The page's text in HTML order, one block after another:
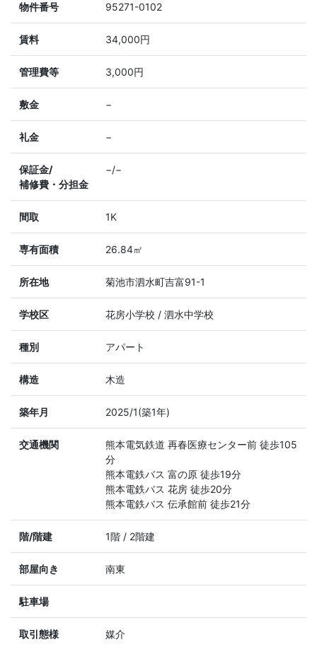
物件番号 95271-0102
賃料 34,000円
管理費等 3,000円
敷金 −
礼金 −
保証金/
補修費・分担金
−/−
間取 1K
専有面積 26.84㎡
所在地 菊池市泗水町吉富91-1
学校区 花房小学校 / 泗水中学校
種別 アパート
構造 木造
築年月 2025/1(築1年)
交通機関
熊本電気鉄道 再春医療センター前 徒歩105
分
熊本電鉄バス 富の原 徒歩19分
熊本電鉄バス 花房 徒歩20分
熊本電鉄バス 伝承館前 徒歩21分
階/階建 1階 / 2階建
部屋向き 南東
駐車場
取引態様 媒介